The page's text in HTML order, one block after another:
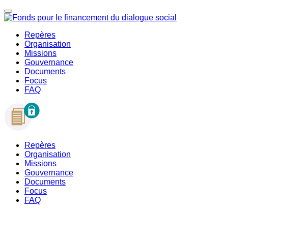
Repères
Organisation
Missions
Gouvernance
Documents
Focus
FAQ
Repères
Organisation
Missions
Gouvernance
Documents
Focus
FAQ